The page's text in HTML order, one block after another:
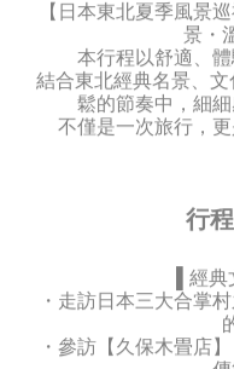
【日本東北夏季風景
景・
本行程以舒適、
結合東北經典名景、
鬆的節奏中，細
不僅是一次旅行，
行
▌經
・走訪日本三大合掌
・參訪【久保木畳店